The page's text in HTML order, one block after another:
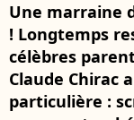
Une marraine
! Longtemps
célèbres
Claude Chirac
particulière :